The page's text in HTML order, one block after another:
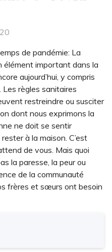
de pandémie: La
élément important dans la
aujourd’hui, y compris
Les règles sanitaires
restreindre ou susciter
dont nous exprimons la
ne doit se sentir
à la maison. C’est
de vous. Mais quoi
la paresse, la peur ou
de la communauté
frères et sœurs ont besoin